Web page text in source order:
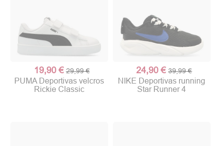
19,90 € 29,99 €
PUMA Deportivas velcros
Rickie Classic
24,90 € 39,99 €
NIKE Deportivas running
Star Runner 4